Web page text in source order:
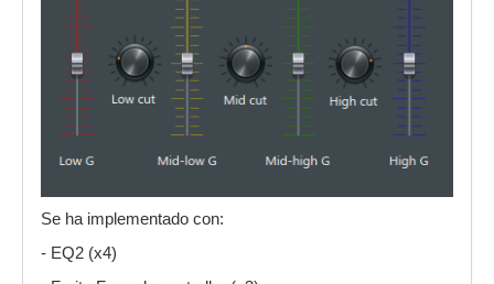
Se ha implementado con:
- EQ2 (x4)